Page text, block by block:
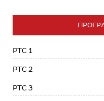
РТС 1
РТС 2
РТС 3